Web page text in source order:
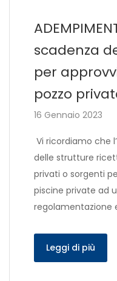
scadenza
per
pozzo
16 Gennaio 2023
Vi ricordiamo che
delle strutture
privati o sorgenti
piscine private ad
regolamentazione
Leggi di più